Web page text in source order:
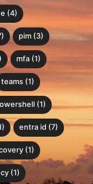
(4)
pim (3)
mfa (1)
teams (1)
(1)
entra id (7)
(1)
(1)